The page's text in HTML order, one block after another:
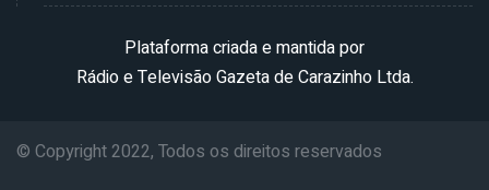
Plataforma criada e mantida por
Rádio e Televisão Gazeta de Carazinho Ltda.
© Copyright 2022, Todos os direitos reservados